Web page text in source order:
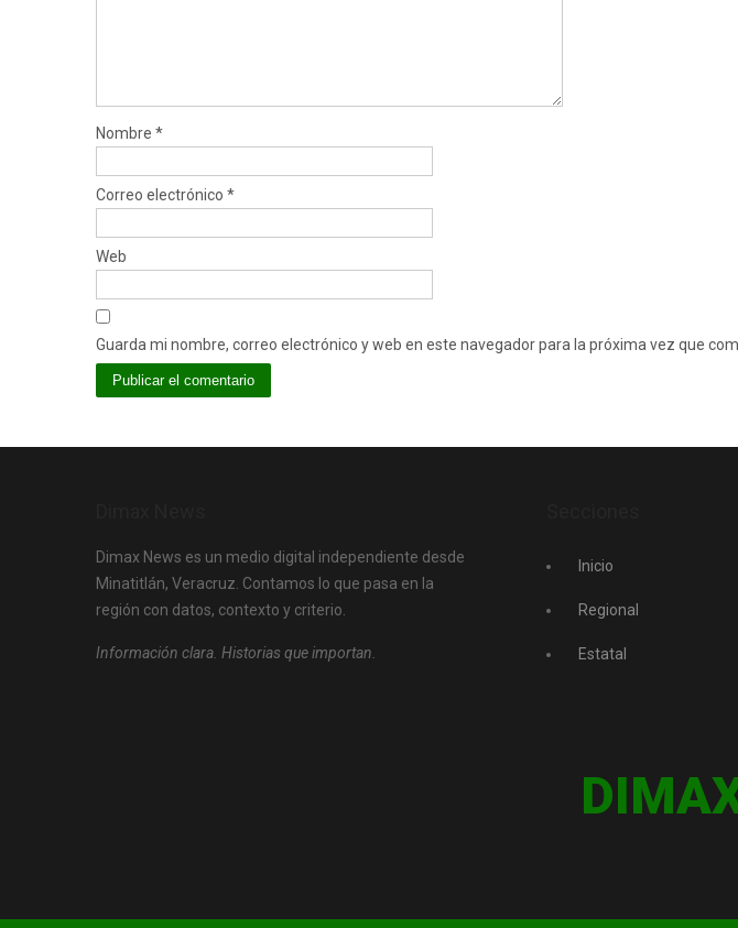
Nombre *
Correo electrónico *
Web
Guarda mi nombre, correo electrónico y web en este navegador para la próxima vez que
Dimax News es un medio digital independiente desde
Minatitlán, Veracruz. Contamos lo que pasa en la
región con datos, contexto y criterio.
Información clara. Historias que importan.
Inicio
Regional
Estatal